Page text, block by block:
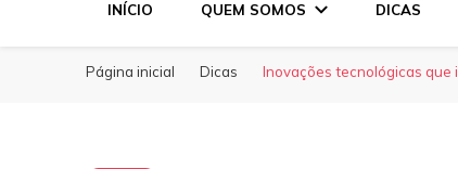
INÍCIO QUEM SOMOS DICAS
Página inicial Dicas Inovações tecnológicas que